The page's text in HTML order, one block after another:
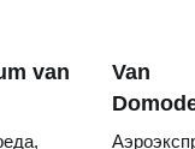
van
Van
naar het